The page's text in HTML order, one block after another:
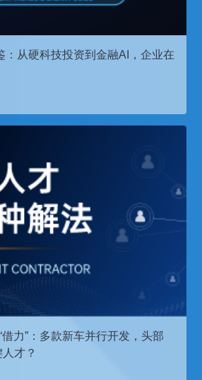
：从硬科技投资到金融AI，企业在
借力”：多款新车并行开发，头部
才？